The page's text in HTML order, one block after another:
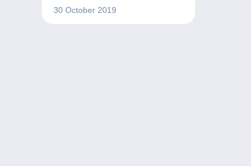
d'America. Scopri questo
30 October 2019